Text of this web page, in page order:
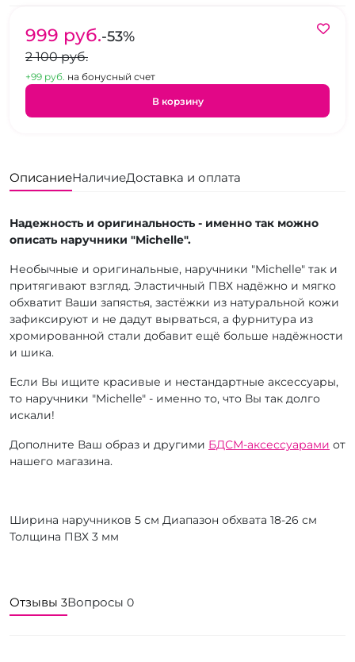
999 pуб.-53%
2 100 pуб.
+99 pуб. на бонусный счет
В корзину
ОписаниеНаличиеДоставка и оплата
Надежность и оригинальность - именно так можно
описать наручники "Michelle".
Необычные и оригинальные, наручники "Michelle" так и
притягивают взгляд. Эластичный ПВХ надёжно и мягко
обхватит Ваши запястья, застёжки из натуральной кожи
зафиксируют и не дадут вырваться, а фурнитура из
хромированной стали добавит ещё больше надёжности
и шика.
Если Вы ищите красивые и нестандартные аксессуары,
то наручники "Michelle" - именно то, что Вы так долго
искали!
Дополните Ваш образ и другими БДСМ-аксессуарами от
нашего магазина.
Ширина наручников 5 см Диапазон обхвата 18-26 см
Толщина ПВХ 3 мм
Отзывы 3Вопросы 0